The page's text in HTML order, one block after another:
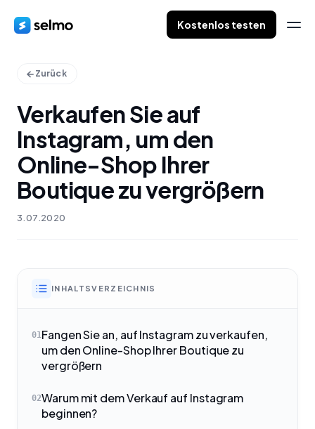
Kostenlos testen
Zurück
Verkaufen Sie auf
Instagram, um den
Online-Shop Ihrer
Boutique zu vergrößern
3.07.2020
INHALTSVERZEICHNIS
01Fangen Sie an, auf Instagram zu verkaufen,
um den Online-Shop Ihrer Boutique zu
vergrößern
02Warum mit dem Verkauf auf Instagram
beginnen?